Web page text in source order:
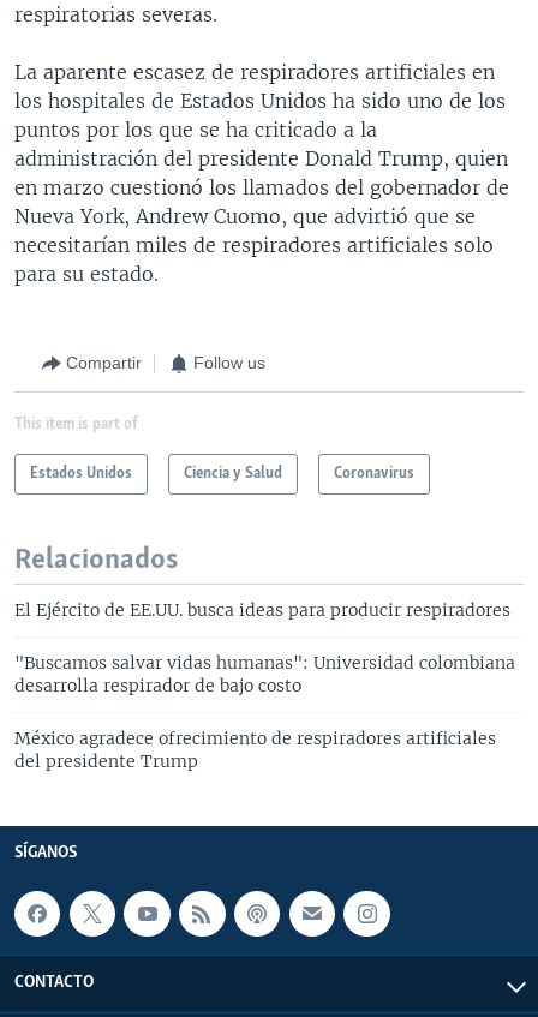
respiratorias severas.
La aparente escasez de respiradores artificiales en
los hospitales de Estados Unidos ha sido uno de los
puntos por los que se ha criticado a la
administración del presidente Donald Trump, quien
en marzo cuestionó los llamados del gobernador de
Nueva York, Andrew Cuomo, que advirtió que se
necesitarían miles de respiradores artificiales solo
para su estado.
Compartir Follow us
This item is part of
Estados Unidos Ciencia y Salud Coronavirus
Relacionados
El Ejército de EE.UU. busca ideas para producir respiradores
"Buscamos salvar vidas humanas": Universidad colombiana
desarrolla respirador de bajo costo
México agradece ofrecimiento de respiradores artificiales
del presidente Trump
SÍGANOS
CONTACTO